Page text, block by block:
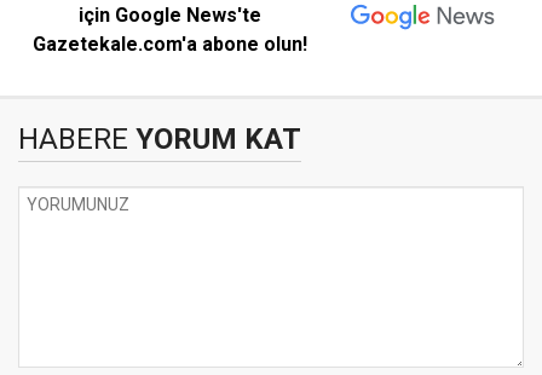
için Google News'te
Gazetekale.com'a abone olun!
HABERE YORUM KAT